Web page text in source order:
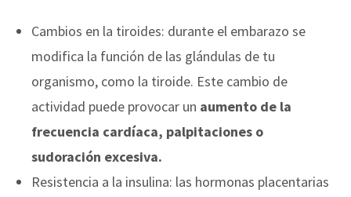
Cambios en la tiroides: durante el embarazo se
modifica la función de las glándulas de tu
organismo, como la tiroide. Este cambio de
actividad puede provocar un aumento de la
frecuencia cardíaca, palpitaciones o
sudoración excesiva.
Resistencia a la insulina: las hormonas placentarias